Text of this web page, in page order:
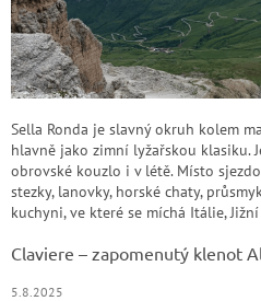
Sella Ronda je slavný okruh kolem
hlavně jako zimní lyžařskou klasiku.
obrovské kouzlo i v létě. Místo
stezky, lanovky, horské chaty,
kuchyni, ve které se míchá Itálie,
Claviere – zapomenutý klenot
5.8.2025